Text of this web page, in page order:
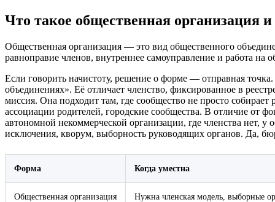
Что такое общественная организация
Общественная организация — это вид общественного
равноправие членов, внутреннее самоуправление и работа
Если говорить начистоту, решение о форме — отправная
объединениях». Её отличает членство, фиксированное в
миссия. Она подходит там, где сообщество не просто
ассоциации родителей, городские сообщества. В отличие от
автономной некоммерческой организации, где членства нет,
исключения, кворум, выборность руководящих органов. Да,
Форма Когда уместна
Общественная организация Нужна членская модель, выборные